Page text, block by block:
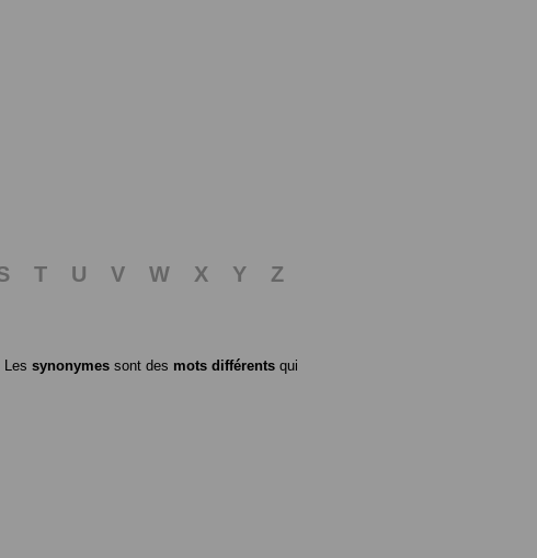
T U V W X Y
Z
Les synonymes sont des mots différents qui